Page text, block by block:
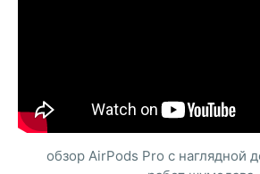
обзор AirPods Pro с наглядной